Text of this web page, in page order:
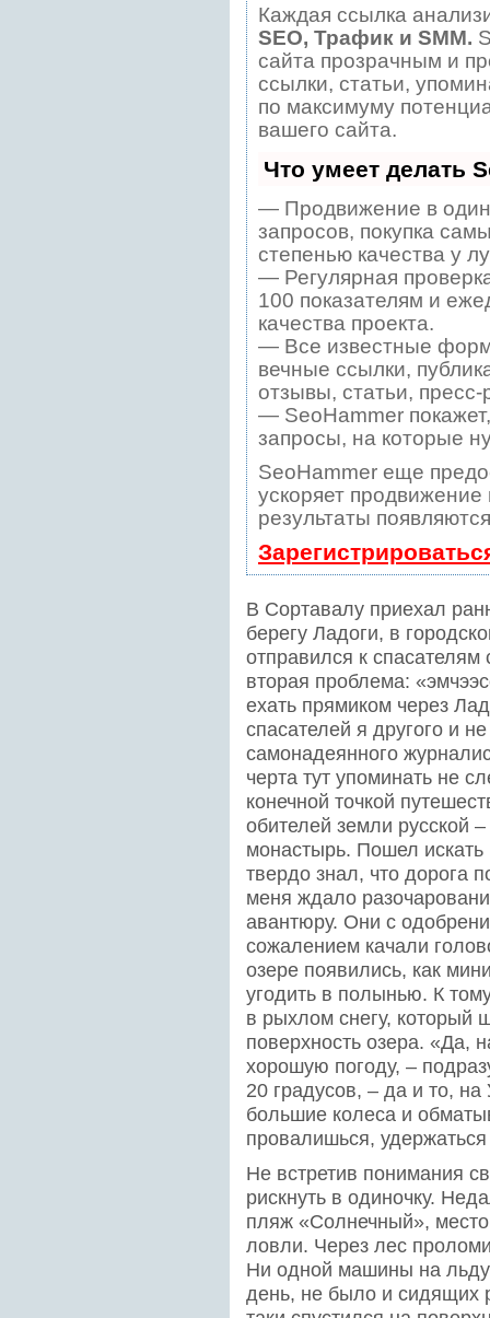
Каждая ссылка
SEO, Трафик и SMM.
сайта прозрачным и
ссылки, статьи,
по максимуму
вашего сайта.
Что умеет делать
— Продвижение в один
запросов, покупка
степенью качества у
— Регулярная
100 показателям и
качества проекта.
— Все известные
вечные ссылки,
отзывы, статьи,
— SeoHammer
запросы, на которые
SeoHammer еще
ускоряет
результаты
В Сортавалу приехал
берегу Ладоги, в
отправился к спасателям
вторая проблема:
ехать прямиком через
спасателей я другого и
самонадеянного
черта тут упоминать не
конечной точкой
обителей земли русской
монастырь. Пошел
твердо знал, что дорога
меня ждало
авантюру. Они с
сожалением качали
озере появились, как
угодить в полынью. К
в рыхлом снегу, который
поверхность озера. «Да,
хорошую погоду, –
20 градусов, – да и то,
большие колеса и
провалишься,
Не встретив понимания
рискнуть в одиночку.
пляж «Солнечный»,
ловли. Через лес
Ни одной машины на
день, не было и сидящих